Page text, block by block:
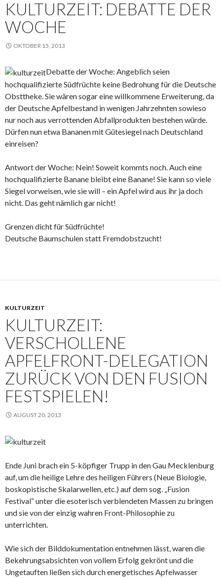
KULTURZEIT: DEBATTE DER
WOCHE
OKTOBER 15, 2013
Debatte der Woche: Angeblich seien
hochqualifizierte Südfrüchte keine Bedrohung für die Deutsche
Obsttheke. Sie wären sogar eine willkommene Erweiterung, da
der Deutsche Apfelbestand in wenigen Jahrzehnten sowieso
nur noch aus verrottenden Abfallprodukten bestehen würde.
Dürfen nun etwa Bananen mit Gütesiegel nach Deutschland
einreisen?
Antwort der Woche: Nein! Soweit kommts noch. Auch eine
hochqualifizierte Banane bleibt eine Banane! Sie kann so viele
Siegel vorweisen, wie sie will – ein Apfel wird aus ihr ja doch
nicht. Das geht nämlich gar nicht!
Grenzen dicht für Südfrüchte!
Deutsche Baumschulen statt Fremdobstzucht!
KULTURZEIT
KULTURZEIT:
VERSCHOLLENE
APFELFRONT-DELEGATION
ZURÜCK VON DEN FUSION
FESTSPIELEN!
AUGUST 20, 2013
Ende Juni brach ein 5-köpfiger Trupp in den Gau Mecklenburg
auf, um die heilige Lehre des heiligen Führers (Neue Biologie,
boskopistische Skalarwellen, etc.) auf dem sog. „Fusion
Festival“ unter die esoterisch verblendeten Massen zu bringen
und sie von der einzig wahren Front-Philosophie zu
unterrichten.
Wie sich der Bilddokumentation entnehmen lässt, waren die
Bekehrungsabsichten von vollem Erfolg gekrönt und die
Ungetauften ließen sich durch energetisches Apfelwasser